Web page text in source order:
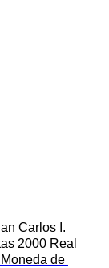
Carlos I.
2000 Real
de